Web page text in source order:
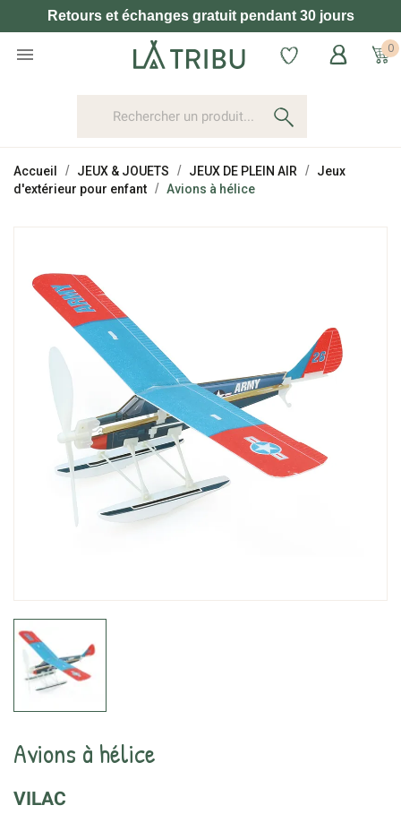
Retours et échanges gratuit pendant 30 jours
 0
Accueil JEUX & JOUETS JEUX DE PLEIN AIR
Jeux
d'extérieur pour enfant
Avions à hélice
Avions à hélice
VILAC